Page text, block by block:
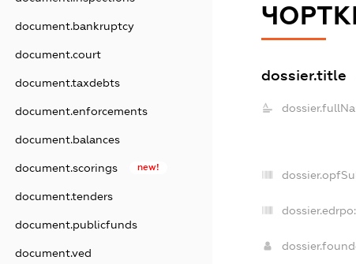
document.bankruptcy
document.court
document.taxdebts
document.enforcements
document.balances
document.scorings new!
document.tenders
document.publicfunds
document.ved
dossier.title
dossier.edrpo: